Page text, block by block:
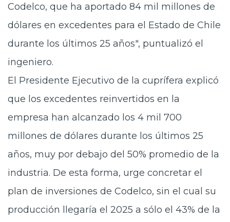
Codelco, que ha aportado 84 mil millones de
dólares en excedentes para el Estado de Chile
durante los últimos 25 años", puntualizó el
ingeniero.
El Presidente Ejecutivo de la cuprífera explicó
que los excedentes reinvertidos en la
empresa han alcanzado los 4 mil 700
millones de dólares durante los últimos 25
años, muy por debajo del 50% promedio de la
industria. De esta forma, urge concretar el
plan de inversiones de Codelco, sin el cual su
producción llegaría el 2025 a sólo el 43% de la